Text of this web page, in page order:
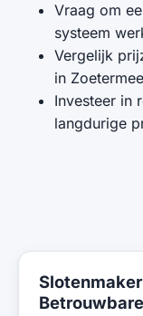
Vraag om
systeem
Vergelijk
in
Investeer in
langdurige